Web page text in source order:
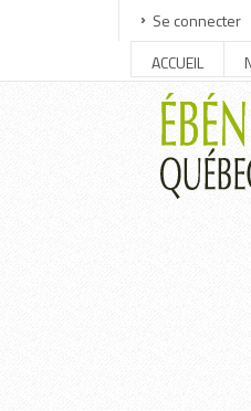
Se connecter
ACCUEIL